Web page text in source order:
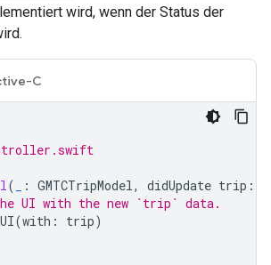
wird, wenn der Status der
C
( : GMTCTripModel, didUpdate trip :
UI with the new `trip` data.
(with : trip)